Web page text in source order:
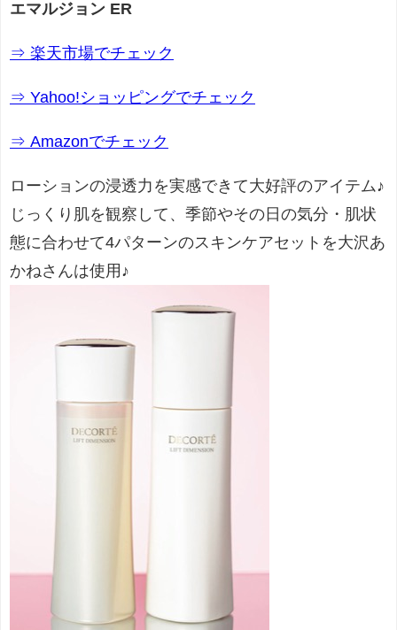
エマルジョン ER
⇒ 楽天市場でチェック
⇒ Yahoo!ショッピングでチェック
⇒ Amazonでチェック
ローションの浸透力を実感できて大好評のアイテム♪
じっくり肌を観察して、季節やその日の気分・肌状
態に合わせて4パターンのスキンケアセットを大沢あ
かねさんは使用♪